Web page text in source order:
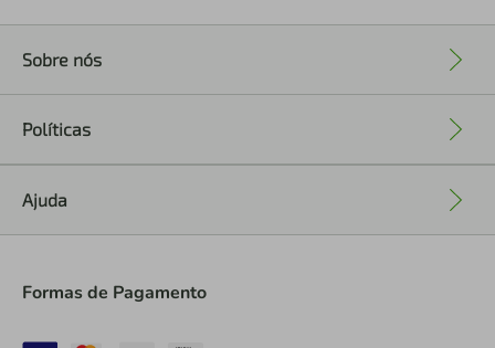
Sobre nós
Políticas
Ajuda
Formas de Pagamento